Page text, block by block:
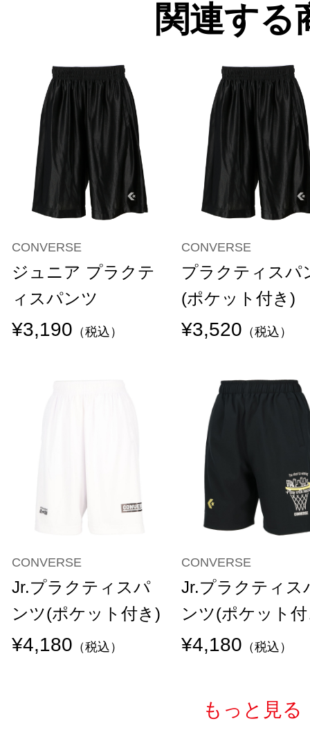
関連する
CONVERSE
ジュニア プラクテ
ィスパンツ
¥3,190 （税込）
CONVERSE
プラクティスパ
(ポケット付き)
¥3,520 （税込）
CONVERSE
Jr.プラクティスパ
ンツ(ポケット付き)
¥4,180 （税込）
CONVERSE
Jr.プラクティス
ンツ(ポケット
¥4,180 （税込）
もっと見る